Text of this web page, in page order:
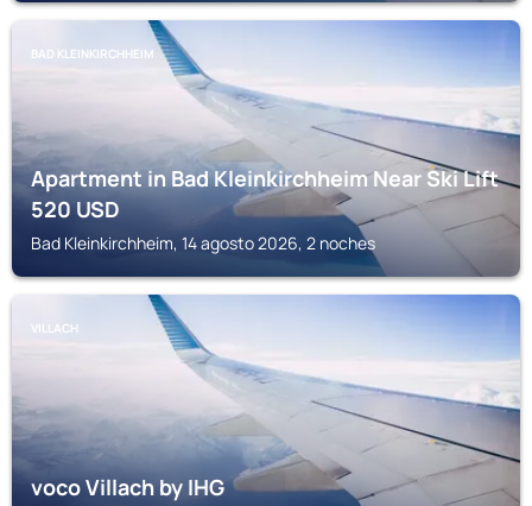
BAD KLEINKIRCHHEIM
Apartment in Bad Kleinkirchheim Near Ski Lift
520USD
Bad Kleinkirchheim, 14 agosto 2026, 2 noches
VILLACH
voco Villach by IHG